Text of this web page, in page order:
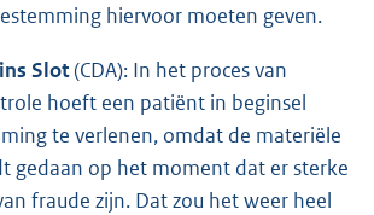
hiervoor moeten geven.
Slot(CDA): In het proces van
hoeft een patiënt in beginsel
te verlenen, omdat de materiële
gedaan op het moment dat er sterke
fraude zijn. Dat zou het weer heel